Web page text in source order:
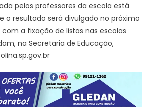
pelos professores da escola está
o resultado será divulgado no próximo
a fixação de listas nas escolas
na Secretaria de Educação,